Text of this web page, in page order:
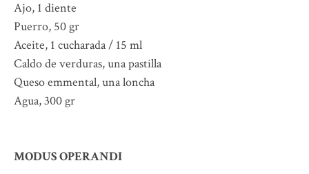
Ajo, 1 diente
Puerro, 50 gr
Aceite, 1 cucharada / 15 ml
Caldo de verduras, una pastilla
Queso emmental, una loncha
Agua, 300 gr
MODUS OPERANDI